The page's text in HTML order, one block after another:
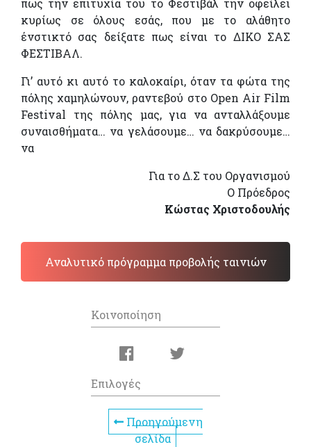
πως την επιτυχία του το Φεστιβάλ την οφείλει
κυρίως σε όλους εσάς, που με το αλάθητο
ένστικτό σας δείξατε πως είναι το ΔΙΚΟ ΣΑΣ
ΦΕΣΤΙΒΑΛ.
Γι’ αυτό κι αυτό το καλοκαίρι, όταν τα φώτα της
πόλης χαμηλώνουν, ραντεβού στο Open Air Film
Festival της πόλης μας, για να ανταλλάξουμε
συναισθήματα… να γελάσουμε… να δακρύσουμε…
να
Για το Δ.Σ του Οργανισμού
Ο Πρόεδρος
Κώστας Χριστοδουλής
Αναλυτικό πρόγραμμα προβολής ταινιών
Κοινοποίηση
Επιλογές
Προηγούμενη
σελίδα